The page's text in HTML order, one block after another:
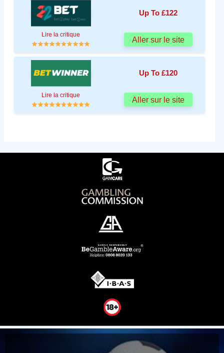
Up To £122
Lire la critique
Aller sur le site
Up To £120
Lire la critique
Aller sur le site